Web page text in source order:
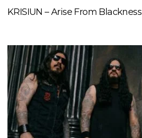
KRISIUN – Arise From Blackness